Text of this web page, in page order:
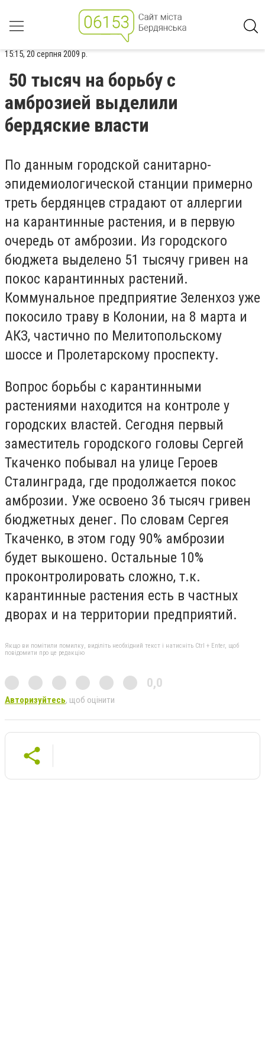
15:15, 20 серпня 2009 р.
50 тысяч на борьбу с
амброзией выделили
бердяские власти
По данным городской санитарно-
эпидемиологической станции примерно
треть бердянцев страдают от аллергии
на карантинные растения, и в первую
очередь от амброзии. Из городского
бюджета выделено 51 тысячу гривен на
покос карантинных растений.
Коммунальное предприятие Зеленхоз уже
покосило траву в Колонии, на 8 марта и
АКЗ, частично по Мелитопольскому
шоссе и Пролетарскому проспекту.
Вопрос борьбы с карантинными
растениями находится на контроле у
городских властей. Сегодня первый
заместитель городского головы Сергей
Ткаченко побывал на улице Героев
Сталинграда, где продолжается покос
амброзии. Уже освоено 36 тысяч гривен
бюджетных денег. По словам Сергея
Ткаченко, в этом году 90% амброзии
будет выкошено. Остальные 10%
проконтролировать сложно, т.к.
карантинные растения есть в частных
дворах и на территории предприятий.
Якщо ви помітили помилку, виділіть необхідний текст і натисніть Ctrl + Enter, щоб
повідомити про це редакцію
0,0
Авторизуйтесь, щоб оцінити